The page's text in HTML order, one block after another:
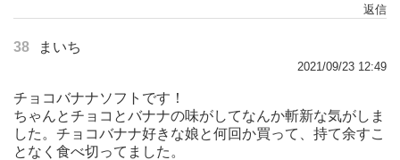
返信
38 まいち
2021/09/23 12:49
チョコバナナソフトです！
ちゃんとチョコとバナナの味がしてなんか斬新な気がしま
した。チョコバナナ好きな娘と何回か買って、持て余すこ
となく食べ切ってました。